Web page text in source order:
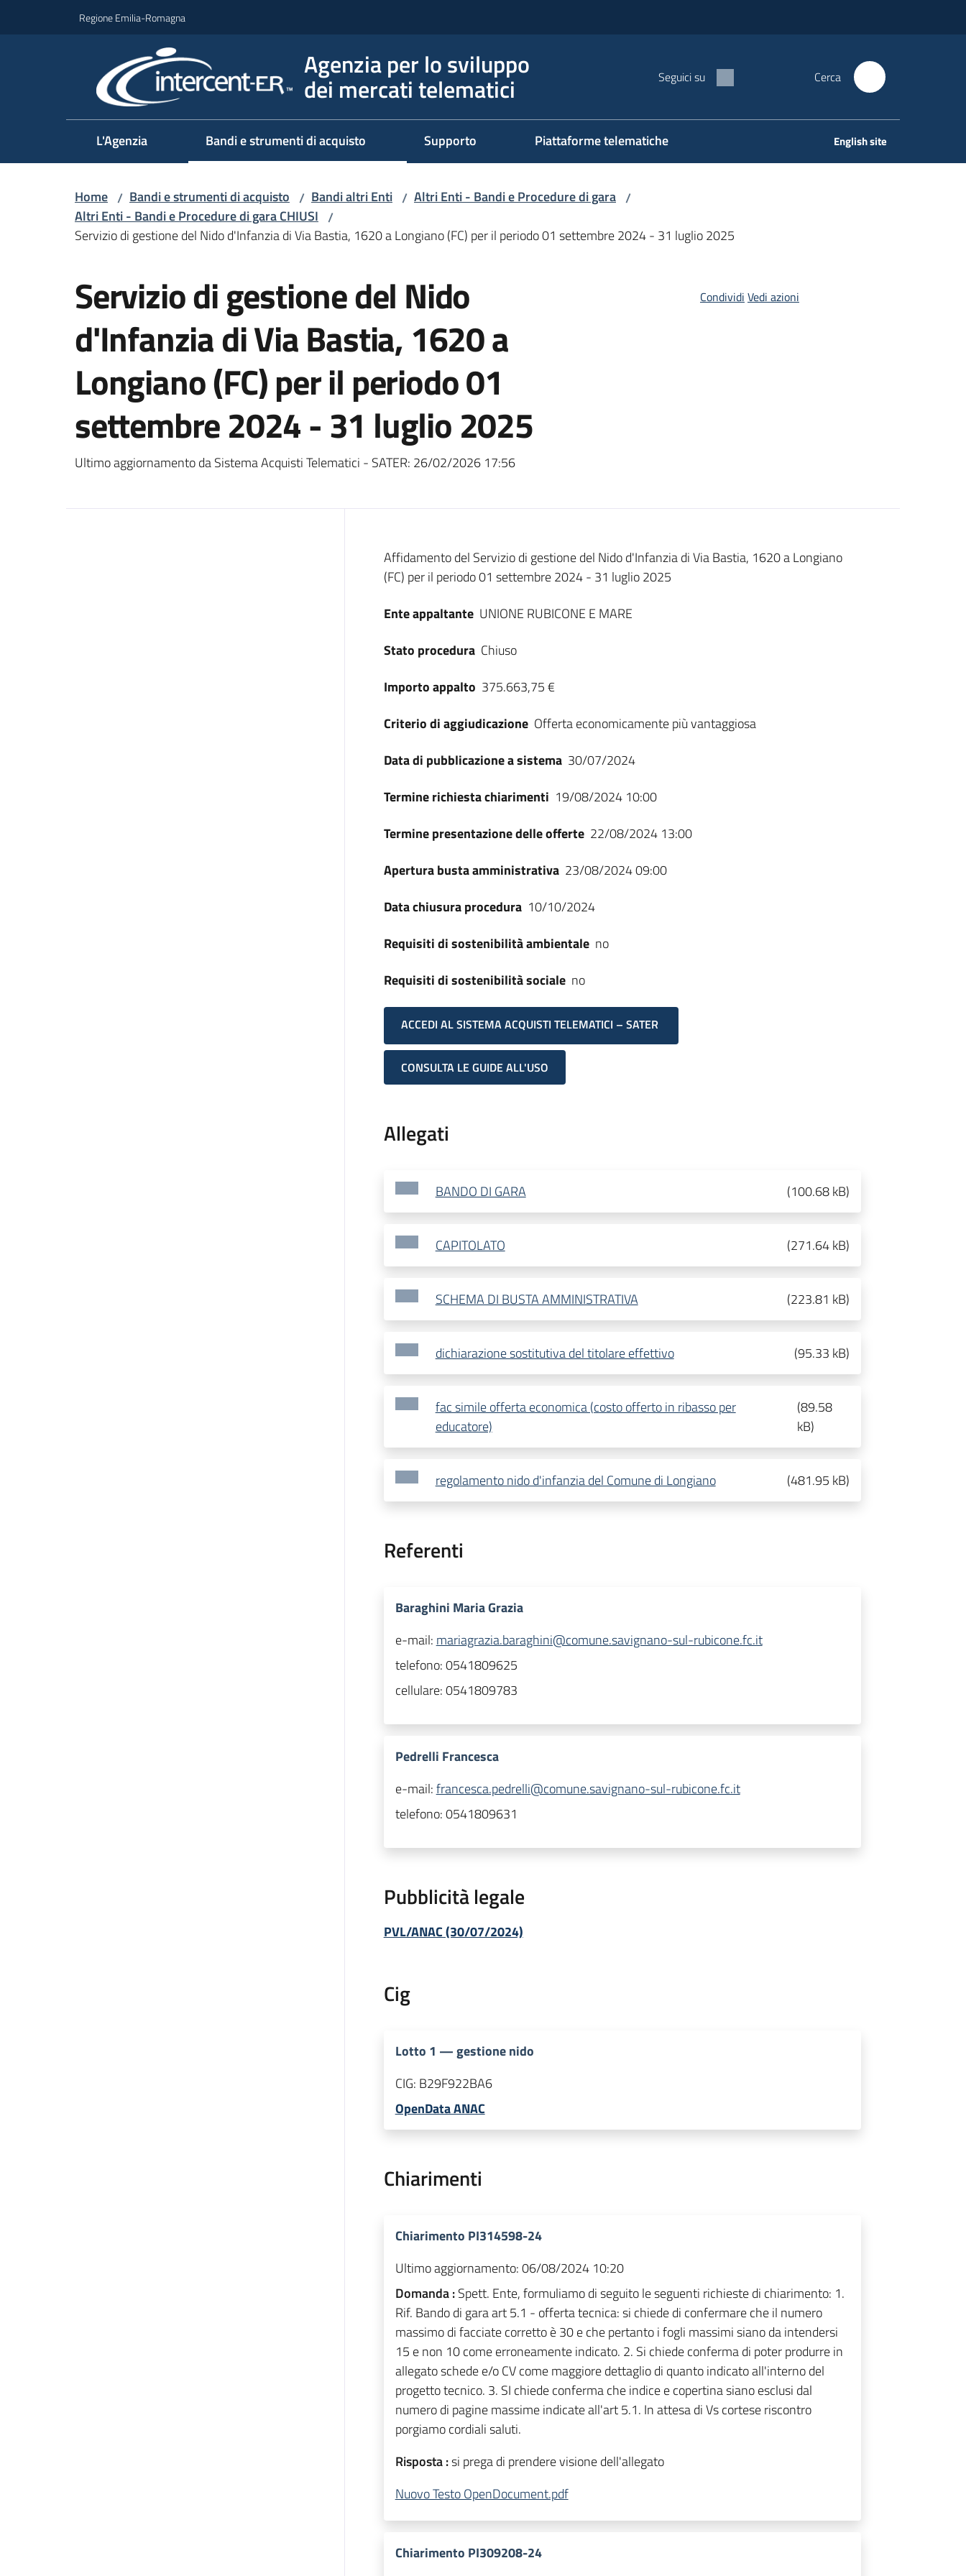
Regione Emilia-Romagna
Agenzia per lo sviluppo
dei mercati telematici Seguici su Cerca
L'Agenzia Bandi e strumenti di acquisto Supporto Piattaforme telematiche English site
Home / Bandi e strumenti di acquisto / Bandi altri Enti / Altri Enti - Bandi e Procedure di gara /
Altri Enti - Bandi e Procedure di gara CHIUSI /
Servizio di gestione del Nido d'Infanzia di Via Bastia, 1620 a Longiano (FC) per il periodo 01 settembre 2024 - 31 luglio 2025
Servizio di gestione del Nido
d'Infanzia di Via Bastia, 1620 a
Longiano (FC) per il periodo 01
settembre 2024 - 31 luglio 2025
Ultimo aggiornamento da Sistema Acquisti Telematici - SATER: 26/02/2026 17:56
Condividi Vedi azioni
Dati del bando
Affidamento del Servizio di gestione del Nido d'Infanzia di Via Bastia, 1620 a Longiano
(FC) per il periodo 01 settembre 2024 - 31 luglio 2025
Ente appaltante UNIONE RUBICONE E MARE
Stato procedura Chiuso
Importo appalto 375.663,75 €
Criterio di aggiudicazione Offerta economicamente più vantaggiosa
Data di pubblicazione a sistema 30/07/2024
Termine richiesta chiarimenti 19/08/2024 10:00
Termine presentazione delle offerte 22/08/2024 13:00
Apertura busta amministrativa 23/08/2024 09:00
Data chiusura procedura 10/10/2024
Requisiti di sostenibilità ambientale no
Requisiti di sostenibilità sociale no
ACCEDI AL SISTEMA ACQUISTI TELEMATICI – SATER
CONSULTA LE GUIDE ALL'USO
Allegati
BANDO DI GARA (100.68 kB)
CAPITOLATO (271.64 kB)
SCHEMA DI BUSTA AMMINISTRATIVA (223.81 kB)
dichiarazione sostitutiva del titolare effettivo (95.33 kB)
fac simile offerta economica (costo offerto in ribasso per
educatore)
(89.58
kB)
regolamento nido d'infanzia del Comune di Longiano (481.95 kB)
Referenti
Baraghini Maria Grazia
e-mail: mariagrazia.baraghini@comune.savignano-sul-rubicone.fc.it
telefono:0541809625
cellulare:0541809783
Pedrelli Francesca
e-mail:francesca.pedrelli@comune.savignano-sul-rubicone.fc.it
telefono:0541809631
Pubblicità legale
PVL/ANAC (30/07/2024)
Cig
Lotto 1 —gestione nido
CIG: B29F922BA6
OpenData ANAC
Chiarimenti
Chiarimento PI314598-24
Ultimo aggiornamento:06/08/2024 10:20
Domanda :Spett. Ente, formuliamo di seguito le seguenti richieste di chiarimento: 1.
Rif. Bando di gara art 5.1 - offerta tecnica: si chiede di confermare che il numero
massimo di facciate corretto è 30 e che pertanto i fogli massimi siano da intendersi
15 e non 10 come erroneamente indicato. 2. Si chiede conferma di poter produrre in
allegato schede e/o CV come maggiore dettaglio di quanto indicato all'interno del
progetto tecnico. 3. SI chiede conferma che indice e copertina siano esclusi dal
numero di pagine massime indicate all'art 5.1. In attesa di Vs cortese riscontro
porgiamo cordiali saluti.
Risposta :si prega di prendere visione dell'allegato
Nuovo Testo OpenDocument.pdf
Chiarimento PI309208-24